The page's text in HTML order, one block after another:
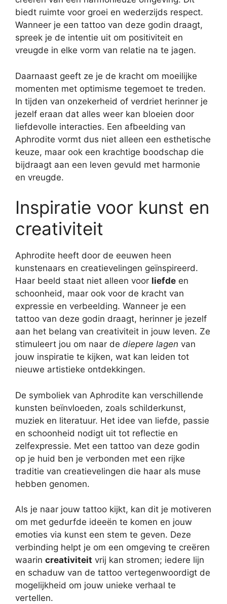
biedt ruimte voor groei en wederzijds respect.
Wanneer je een tattoo van deze godin draagt,
spreek je de intentie uit om positiviteit en
vreugde in elke vorm van relatie na te jagen.
Daarnaast geeft ze je de kracht om moeilijke
momenten met optimisme tegemoet te treden.
In tijden van onzekerheid of verdriet herinner je
jezelf eraan dat alles weer kan bloeien door
liefdevolle interacties. Een afbeelding van
Aphrodite vormt dus niet alleen een esthetische
keuze, maar ook een krachtige boodschap die
bijdraagt aan een leven gevuld met harmonie
en vreugde.
Inspiratie voor kunst en
creativiteit
Aphrodite heeft door de eeuwen heen
kunstenaars en creatievelingen geïnspireerd.
Haar beeld staat niet alleen voor liefde en
schoonheid, maar ook voor de kracht van
expressie en verbeelding. Wanneer je een
tattoo van deze godin draagt, herinner je jezelf
aan het belang van creativiteit in jouw leven. Ze
stimuleert jou om naar de diepere lagen van
jouw inspiratie te kijken, wat kan leiden tot
nieuwe artistieke ontdekkingen.
De symboliek van Aphrodite kan verschillende
kunsten beïnvloeden, zoals schilderkunst,
muziek en literatuur. Het idee van liefde, passie
en schoonheid nodigt uit tot reflectie en
zelfexpressie. Met een tattoo van deze godin
op je huid ben je verbonden met een rijke
traditie van creatievelingen die haar als muse
hebben genomen.
Als je naar jouw tattoo kijkt, kan dit je motiveren
om met gedurfde ideeën te komen en jouw
emoties via kunst een stem te geven. Deze
verbinding helpt je om een omgeving te creëren
waarin creativiteit vrij kan stromen; iedere lijn
en schaduw van de tattoo vertegenwoordigt de
mogelijkheid om jouw unieke verhaal te
vertellen.